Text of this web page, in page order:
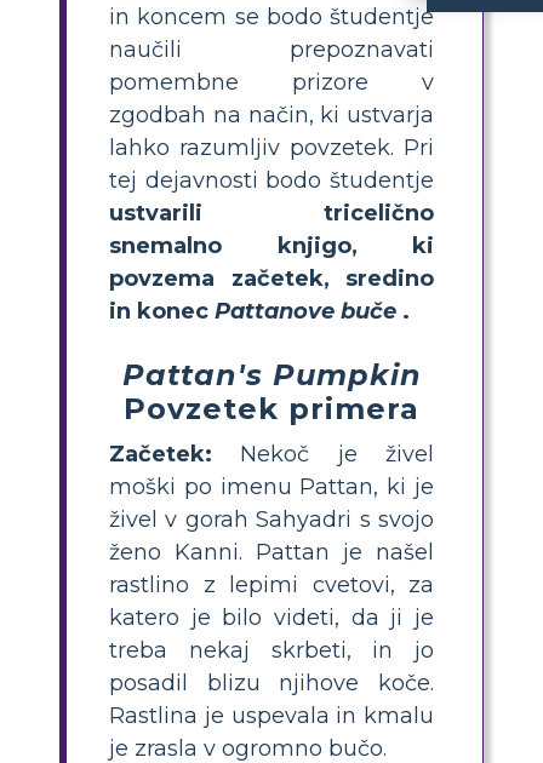
in koncem se bodo študentje
naučili prepoznavati
pomembne prizore v
zgodbah na način, ki ustvarja
lahko razumljiv povzetek. Pri
tej dejavnosti bodo študentje
ustvarili tricelično
snemalno knjigo, ki
povzema začetek, sredino
in konec Pattanove buče .
Pattan's Pumpkin
Povzetek primera
Začetek: Nekoč je živel
moški po imenu Pattan, ki je
živel v gorah Sahyadri s svojo
ženo Kanni. Pattan je našel
rastlino z lepimi cvetovi, za
katero je bilo videti, da ji je
treba nekaj skrbeti, in jo
posadil blizu njihove koče.
Rastlina je uspevala in kmalu
je zrasla v ogromno bučo.